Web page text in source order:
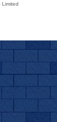
Limited